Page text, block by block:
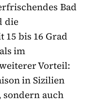
Bad
die
bis 16 Grad
im
Vorteil:
in Sizilien
auch